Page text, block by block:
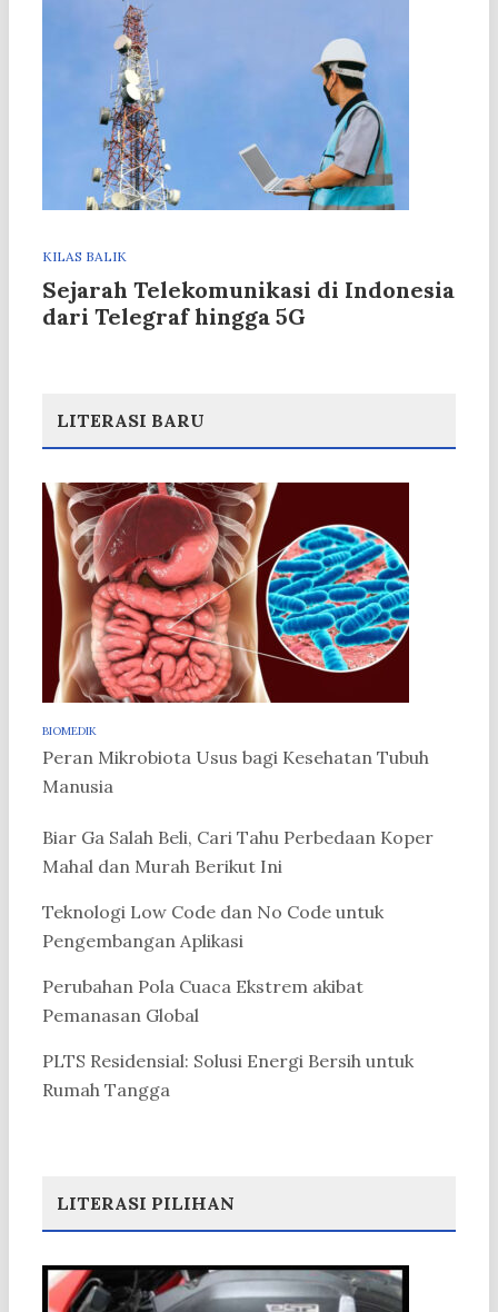
KILAS BALIK
Sejarah Telekomunikasi di Indonesia
dari Telegraf hingga 5G
LITERASI BARU
BIOMEDIK
Peran Mikrobiota Usus bagi Kesehatan Tubuh
Manusia
Biar Ga Salah Beli, Cari Tahu Perbedaan Koper
Mahal dan Murah Berikut Ini
Teknologi Low Code dan No Code untuk
Pengembangan Aplikasi
Perubahan Pola Cuaca Ekstrem akibat
Pemanasan Global
PLTS Residensial: Solusi Energi Bersih untuk
Rumah Tangga
LITERASI PILIHAN